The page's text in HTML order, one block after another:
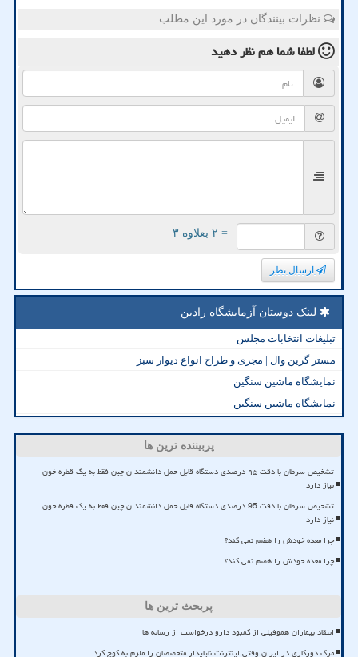
نظرات بینندگان در مورد این مطلب
لطفا شما همنظر دهید
= ۲ بعلاوه ۳
ارسال نظر
لینک دوستان آزمایشگاه رادین
تبلیغات انتخابات مجلس
مستر گرین وال | مجری و طراح انواع دیوار سبز
نمایشگاه ماشین سنگین
نمایشگاه ماشین سنگین
پربیننده ترین ها
تشخیص سرطان با دقت ۹۵ درصدی دستگاه قابل حمل دانشمندان چین فقط به یک قطره خون
نیاز دارد
تشخیص سرطان با دقت 95 درصدی دستگاه قابل حمل دانشمندان چین فقط به یک قطره خون
نیاز دارد
چرا معده خودش را هضم نمی کند؟
چرا معده خودش را هضم نمی کند؟
پربحث ترین ها
انتقاد بیماران هموفیلی از کمبود دارو درخواست از رسانه ها
مرگ دورکاری در ایران وقتی اینترنت ناپایدار متخصصان را ملزم به کوچ کرد